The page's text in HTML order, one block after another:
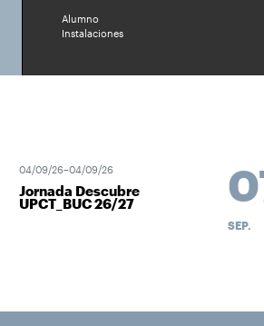
Alumno
Instalaciones
04/09/26–04/09/26
Jornada Descubre
UPCT_BUC 26/27
SEP.